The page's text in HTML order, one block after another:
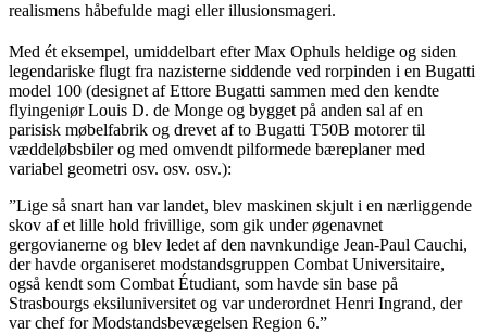
realismens håbefulde magi eller illusionsmageri.
Med ét eksempel, umiddelbart efter Max Ophuls heldige og siden
legendariske flugt fra nazisterne siddende ved rorpinden i en Bugatti
model 100 (designet af Ettore Bugatti sammen med den kendte
flyingeniør Louis D. de Monge og bygget på anden sal af en
parisisk møbelfabrik og drevet af to Bugatti T50B motorer til
væddeløbsbiler og med omvendt pilformede bæreplaner med
variabel geometri osv. osv. osv.):
”Lige så snart han var landet, blev maskinen skjult i en nærliggende
skov af et lille hold frivillige, som gik under øgenavnet
gergovianerne og blev ledet af den navnkundige Jean-Paul Cauchi,
der havde organiseret modstandsgruppen Combat Universitaire,
også kendt som Combat Étudiant, som havde sin base på
Strasbourgs eksiluniversitet og var underordnet Henri Ingrand, der
var chef for Modstandsbevægelsen Region 6.”